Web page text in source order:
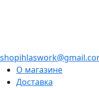
О магазине
Доставка